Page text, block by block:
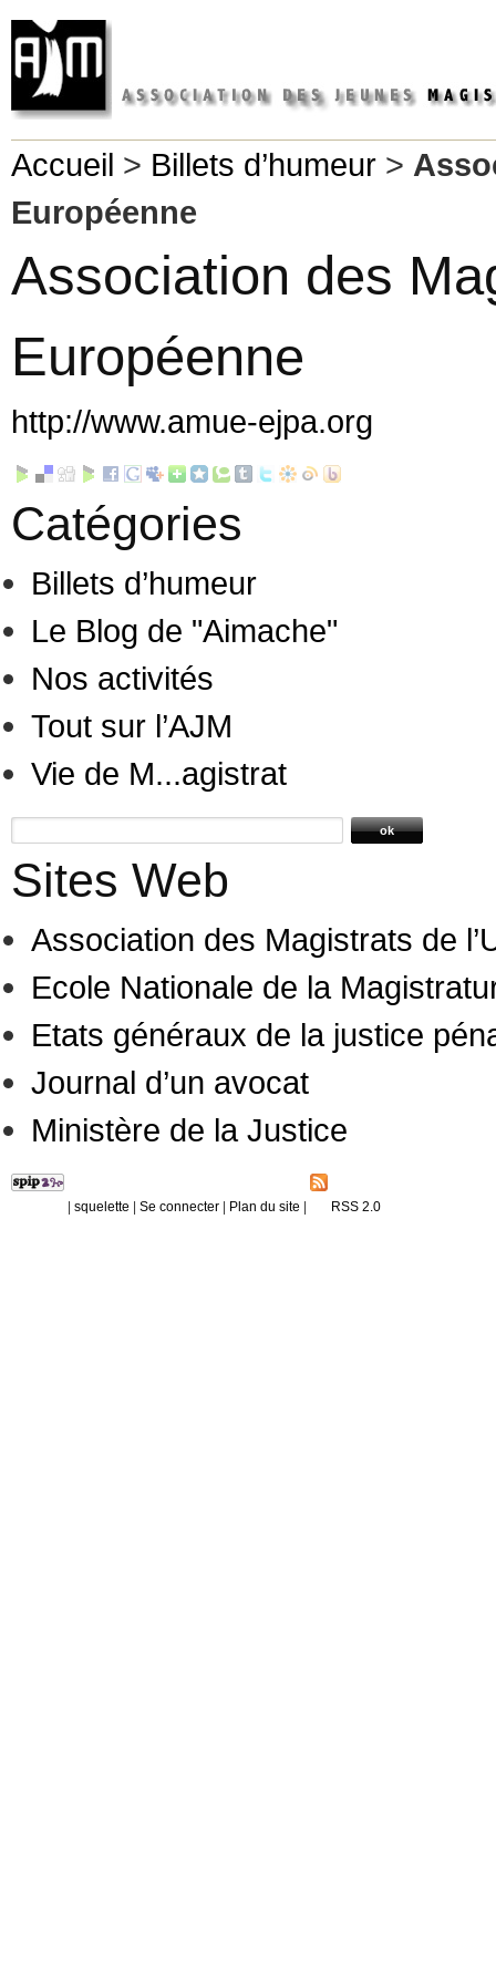
Accueil > Billets d’humeur >
Européenne
Association des
Européenne
http://www.amue-ejpa.org
Catégories
Billets d’humeur
Le Blog de "Aimache"
Nos activités
Tout sur l’AJM
Vie de M...agistrat
Sites Web
Association des Magistrats de
Ecole Nationale de la
Etats généraux de la justice
Journal d’un avocat
Ministère de la Justice
squelette Se connecter Plan du site RSS 2.0